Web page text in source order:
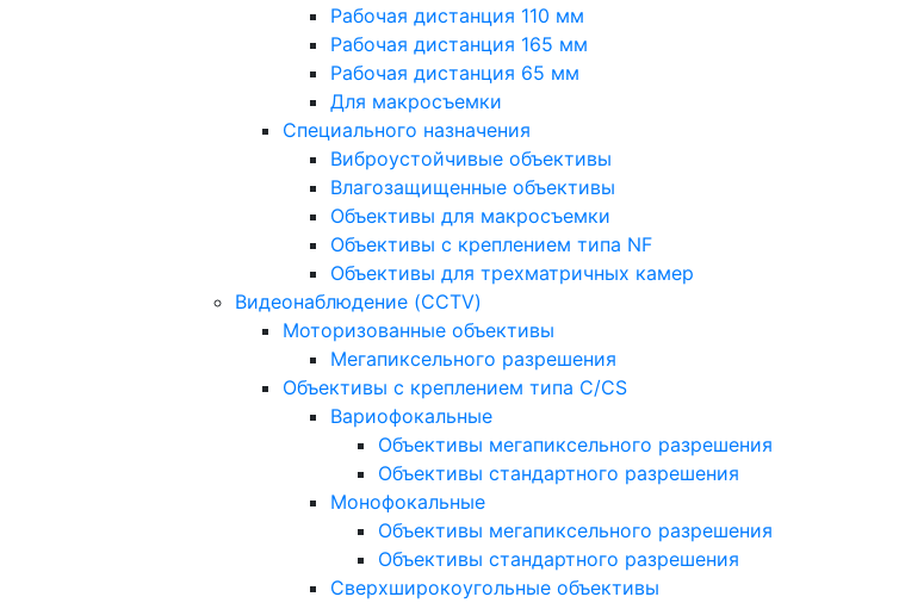
Рабочая дистанция 110 мм
Рабочая дистанция 165 мм
Рабочая дистанция 65 мм
Для макросъемки
Специального назначения
Виброустойчивые объективы
Влагозащищенные объективы
Объективы для макросъемки
Объективы с креплением типа NF
Объективы для трехматричных камер
Видеонаблюдение (CCTV)
Моторизованные объективы
Мегапиксельного разрешения
Объективы с креплением типа C/CS
Вариофокальные
Объективы мегапиксельного разрешения
Объективы стандартного разрешения
Монофокальные
Объективы мегапиксельного разрешения
Объективы стандартного разрешения
Сверхширокоугольные объективы